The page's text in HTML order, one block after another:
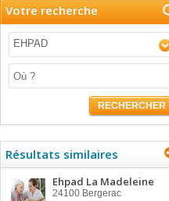
Votre recherche
EHPAD
RECHERCHER
Résultats similaires
Ehpad La Madeleine
24100 Bergerac